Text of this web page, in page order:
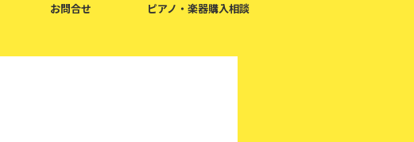
お問合せ ピアノ・楽器購入相談